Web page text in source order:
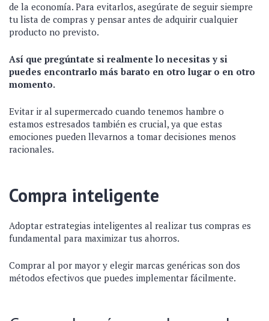
de la economía. Para evitarlos, asegúrate de seguir siempre
tu lista de compras y pensar antes de adquirir cualquier
producto no previsto.
Así que pregúntate si realmente lo necesitas y si
puedes encontrarlo más barato en otro lugar o en otro
momento.
Evitar ir al supermercado cuando tenemos hambre o
estamos estresados ​​también es crucial, ya que estas
emociones pueden llevarnos a tomar decisiones menos
racionales.
Compra inteligente
Adoptar estrategias inteligentes al realizar tus compras es
fundamental para maximizar tus ahorros.
Comprar al por mayor y elegir marcas genéricas son dos
métodos efectivos que puedes implementar fácilmente.